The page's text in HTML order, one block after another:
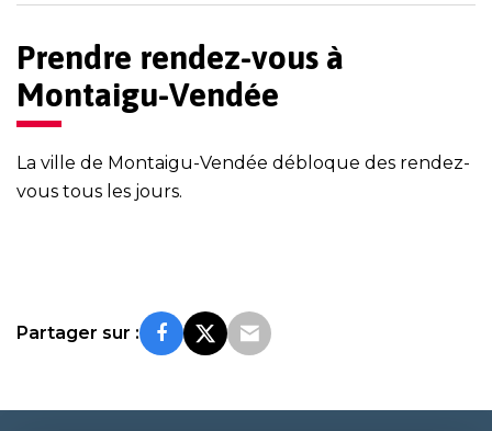
Prendre rendez-vous à
Montaigu-Vendée
La ville de Montaigu-Vendée débloque des rendez-
vous tous les jours.
Partager sur :